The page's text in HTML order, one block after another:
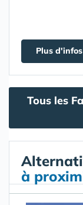
Plus d'infos
Tous les
à